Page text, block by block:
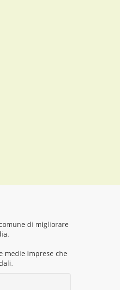
di migliorare
medie imprese che